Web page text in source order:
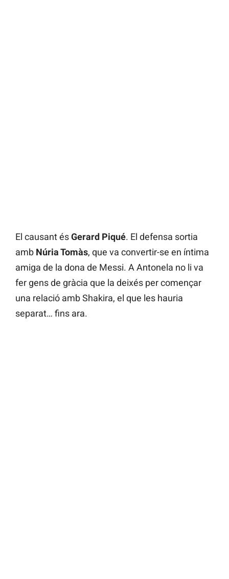
El causant ésGerard Piqué. El defensa sortia
amb Núria Tomàs, que va convertir-se en íntima
amiga de la dona de Messi. A Antonela no li va
fer gens de gràcia que la deixés per començar
una relació amb Shakira, el que les hauria
separat… fins ara.